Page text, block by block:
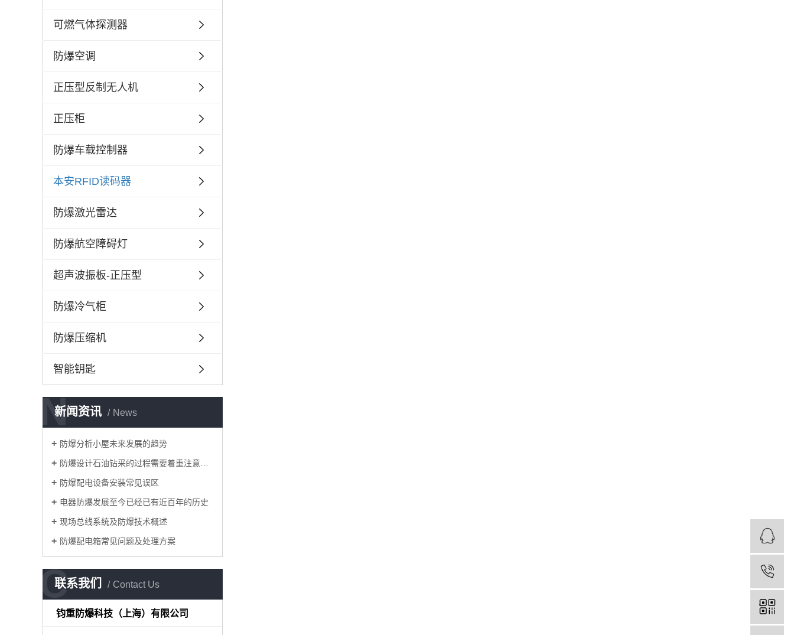
可燃气体探测器
防爆空调
正压型反制无人机
正压柜
防爆车载控制器
本安RFID读码器
防爆激光雷达
防爆航空障碍灯
超声波振板-正压型
防爆冷气柜
防爆压缩机
智能钥匙
新闻资讯 News
N
防爆分析小屋未来发展的趋势
防爆设计石油钻采的过程需要着重注意防爆
防爆配电设备安装常见误区
电器防爆发展至今已经已有近百年的历史
现场总线系统及防爆技术概述
防爆配电箱常见问题及处理方案
联系我们 Contact Us
C
钧重防爆科技（上海）有限公司